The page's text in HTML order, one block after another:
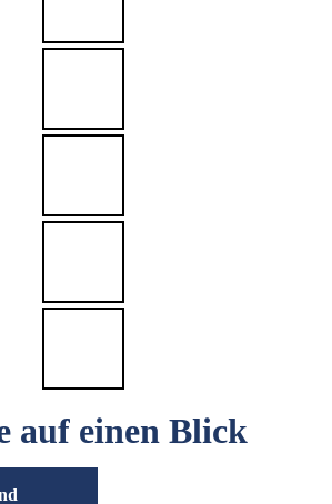
auf einen Blick